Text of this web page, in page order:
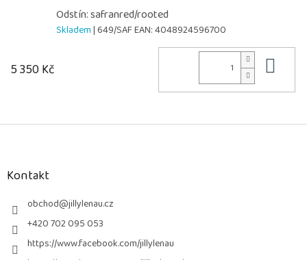
Odstín: safranred/rooted
Skladem| 649/SAFEAN:4048924596700
5 350 Kč
Z
Kontakt
obchod@jillylenau.cz
+420 702 095 053
https://www.facebook.com/jillylenau